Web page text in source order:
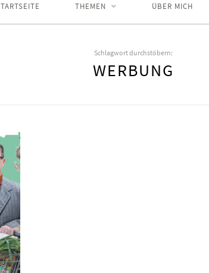
THEMEN ÜBER MICH
Schlagwort durchstöbern:
WERBUNG